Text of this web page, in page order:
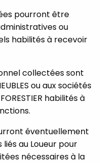
pourront être
ou
habilités à recevoir
collectées sont
ou aux sociétés
habilités à
éventuellement
au Loueur pour
nécessaires à la